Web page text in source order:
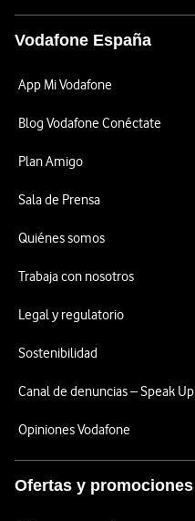
Vodafone España
App Mi Vodafone
Blog Vodafone Conéctate
Plan Amigo
Sala de Prensa
Quiénes somos
Trabaja con nosotros
Legal y regulatorio
Sostenibilidad
Canal de denuncias – Speak Up
Opiniones Vodafone
Ofertas y promociones